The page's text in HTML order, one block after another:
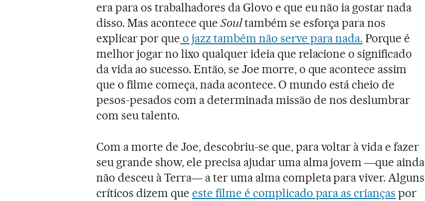
era para os trabalhadores da Glovo e que eu não ia gostar nada
disso. Mas acontece que Soultambém se esforça para nos
explicar por que o jazz também não serve para nada. Porque é
melhor jogar no lixo qualquer ideia que relacione o significado
da vida ao sucesso. Então, se Joe morre, o que acontece assim
que o filme começa, nada acontece. O mundo está cheio de
pesos-pesados com a determinada missão de nos deslumbrar
com seu talento.
Com a morte de Joe, descobriu-se que, para voltar à vida e fazer
seu grande show, ele precisa ajudar uma alma jovem ―que ainda
não desceu à Terra― a ter uma alma completa para viver. Alguns
críticos dizem que este filme é complicado para as crianças por